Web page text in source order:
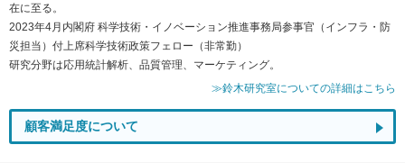
在に至る。
2023年4月内閣府 科学技術・イノベーション推進事務局参事官（インフラ・防
災担当）付上席科学技術政策フェロー（非常勤）
研究分野は応用統計解析、品質管理、マーケティング。
≫鈴木研究室についての詳細はこちら
顧客満足度について